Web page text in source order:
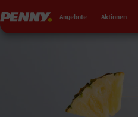
Penny Angebote Aktionen